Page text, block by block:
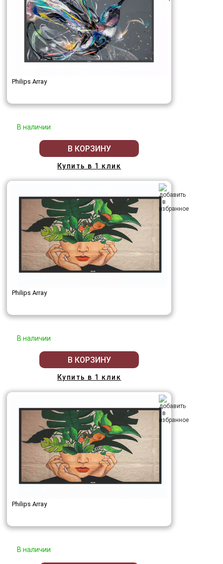
Philips Array
В наличии
В КОРЗИНУ
Купить в 1 клик
Philips Array
В наличии
В КОРЗИНУ
Купить в 1 клик
Philips Array
В наличии